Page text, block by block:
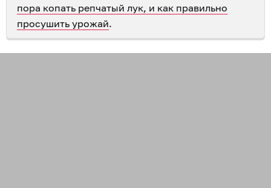
пора копать репчатый лук, и как правильно
просушить урожай.